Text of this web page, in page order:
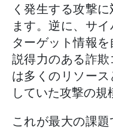
く発生する攻撃
ます。逆に、サ
ターゲット情報
説得力のある詐
は多くのリソー
していた攻撃の規
これが最大の課